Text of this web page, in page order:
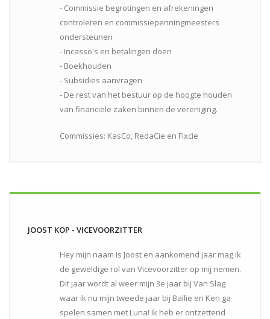
- Commissie begrotingen en afrekeningen
controleren en commissiepenningmeesters
ondersteunen
- Incasso's en betalingen doen
- Boekhouden
- Subsidies aanvragen
- De rest van het bestuur op de hoogte houden
van financiële zaken binnen de vereniging.
Commissies: KasCo, RedaCie en Fixcie
JOOST KOP - VICEVOORZITTER
Hey mijn naam is Joost en aankomend jaar mag ik
de geweldige rol van Vicevoorzitter op mij nemen.
Dit jaar wordt al weer mijn 3e jaar bij Van Slag
waar ik nu mijn tweede jaar bij Ballie en Ken ga
spelen samen met Luna! Ik heb er ontzettend